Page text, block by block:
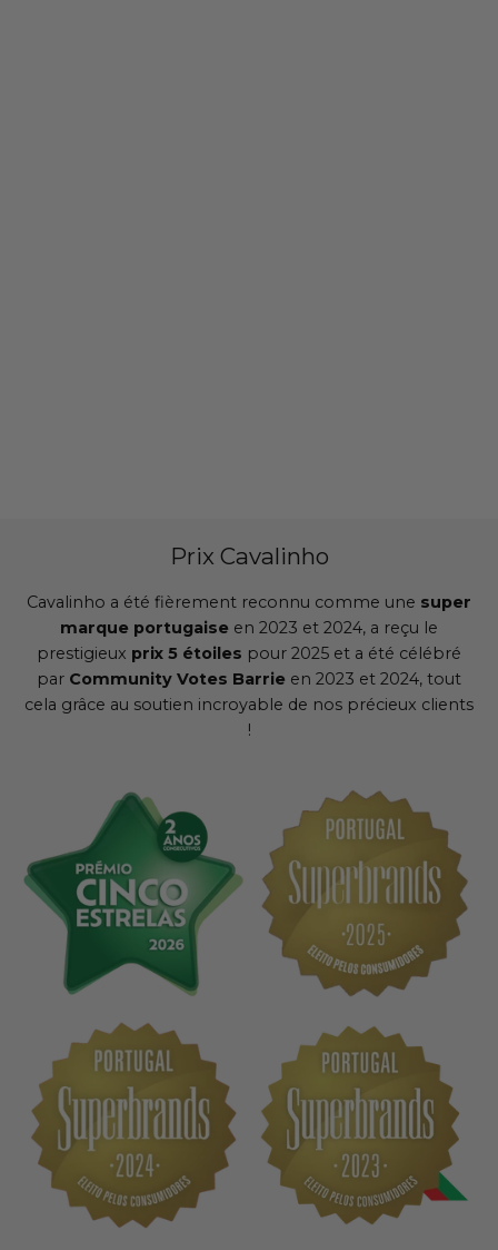
Prix Cavalinho
Cavalinho a été fièrement reconnu comme une super
marque portugaise en 2023 et 2024, a reçu le
prestigieux prix 5 étoiles pour 2025 et a été célébré
par Community Votes Barrie en 2023 et 2024, tout
cela grâce au soutien incroyable de nos précieux clients
!